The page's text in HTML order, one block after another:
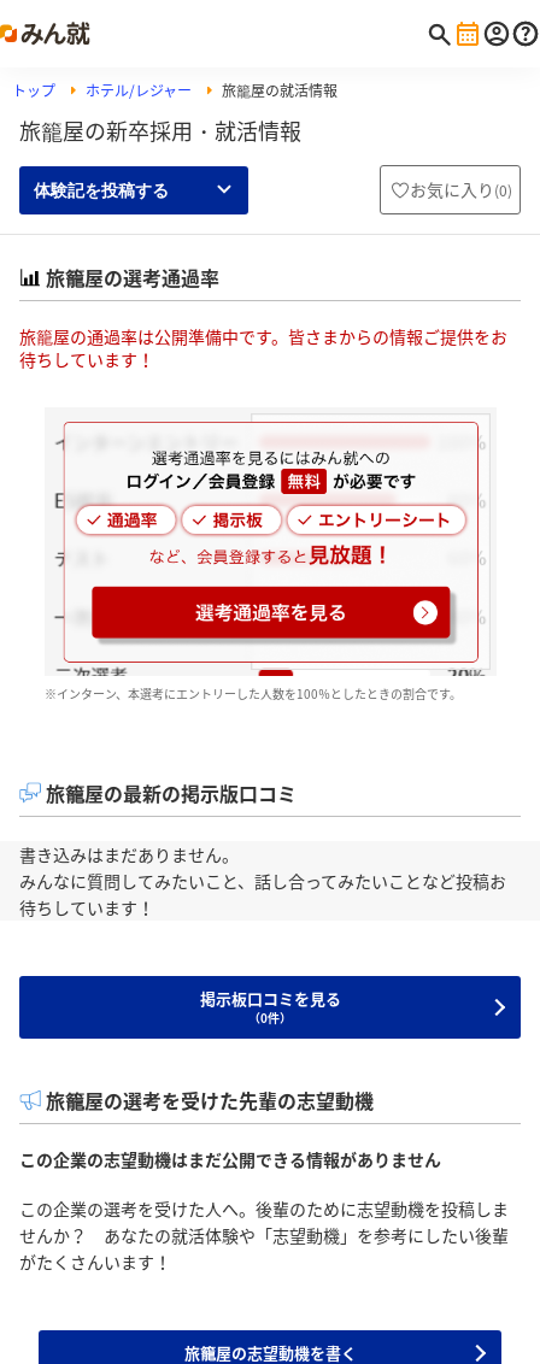
トップ ホテル/レジャー 旅籠屋の就活情報
旅籠屋の新卒採用・就活情報
体験記を投稿する お気に入り (0)
旅籠屋の選考通過率
旅籠屋の通過率は公開準備中です。皆さまからの情報ご提供をお
待ちしています！
※インターン、本選考にエントリーした人数を100％としたときの割合です。
旅籠屋の最新の掲示版口コミ
書き込みはまだありません。
みんなに質問してみたいこと、話し合ってみたいことなど投稿お
待ちしています！
掲示板口コミを見る
（0件）
旅籠屋の選考を受けた先輩の志望動機
この企業の志望動機はまだ公開できる情報がありません
この企業の選考を受けた人へ。後輩のために志望動機を投稿しま
せんか？ あなたの就活体験や「志望動機」を参考にしたい後輩
がたくさんいます！
旅籠屋の志望動機を書く